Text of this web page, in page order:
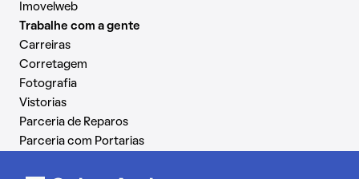
Imovelweb
Trabalhe com a gente
Carreiras
Corretagem
Fotografia
Vistorias
Parceria de Reparos
Parceria com Portarias